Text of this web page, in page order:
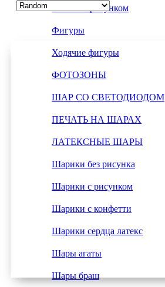
Фольга с рисунком
Фигуры
Ходячие фигуры
ФОТОЗОНЫ
ШАР СО СВЕТОДИОДОМ
ПЕЧАТЬ НА ШАРАХ
ЛАТЕКСНЫЕ ШАРЫ
Шарики без рисунка
Шарики с рисунком
Шарики с конфетти
Шарики сердца латекс
Шары агаты
Шары браш